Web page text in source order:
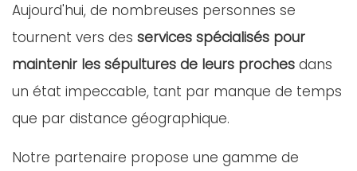
Aujourd'hui, de nombreuses personnes se
tournent vers des services spécialisés pour
maintenir les sépultures de leurs proches dans
un état impeccable, tant par manque de temps
que par distance géographique.
Notre partenaire propose une gamme de